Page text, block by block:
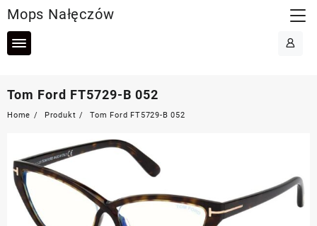
to
content
Mops Nałęczów
Tom Ford FT5729-B 052
Home Produkt Tom Ford FT5729-B 052